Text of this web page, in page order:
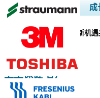
扩大区域和国家覆盖范围， 细
以
成
我们如何帮助您发现新机
卫生保健 客户